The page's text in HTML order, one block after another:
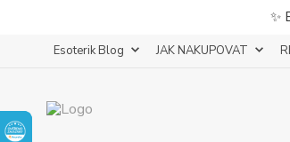
✨
Esoterik Blog JAK NAKUPOVAT